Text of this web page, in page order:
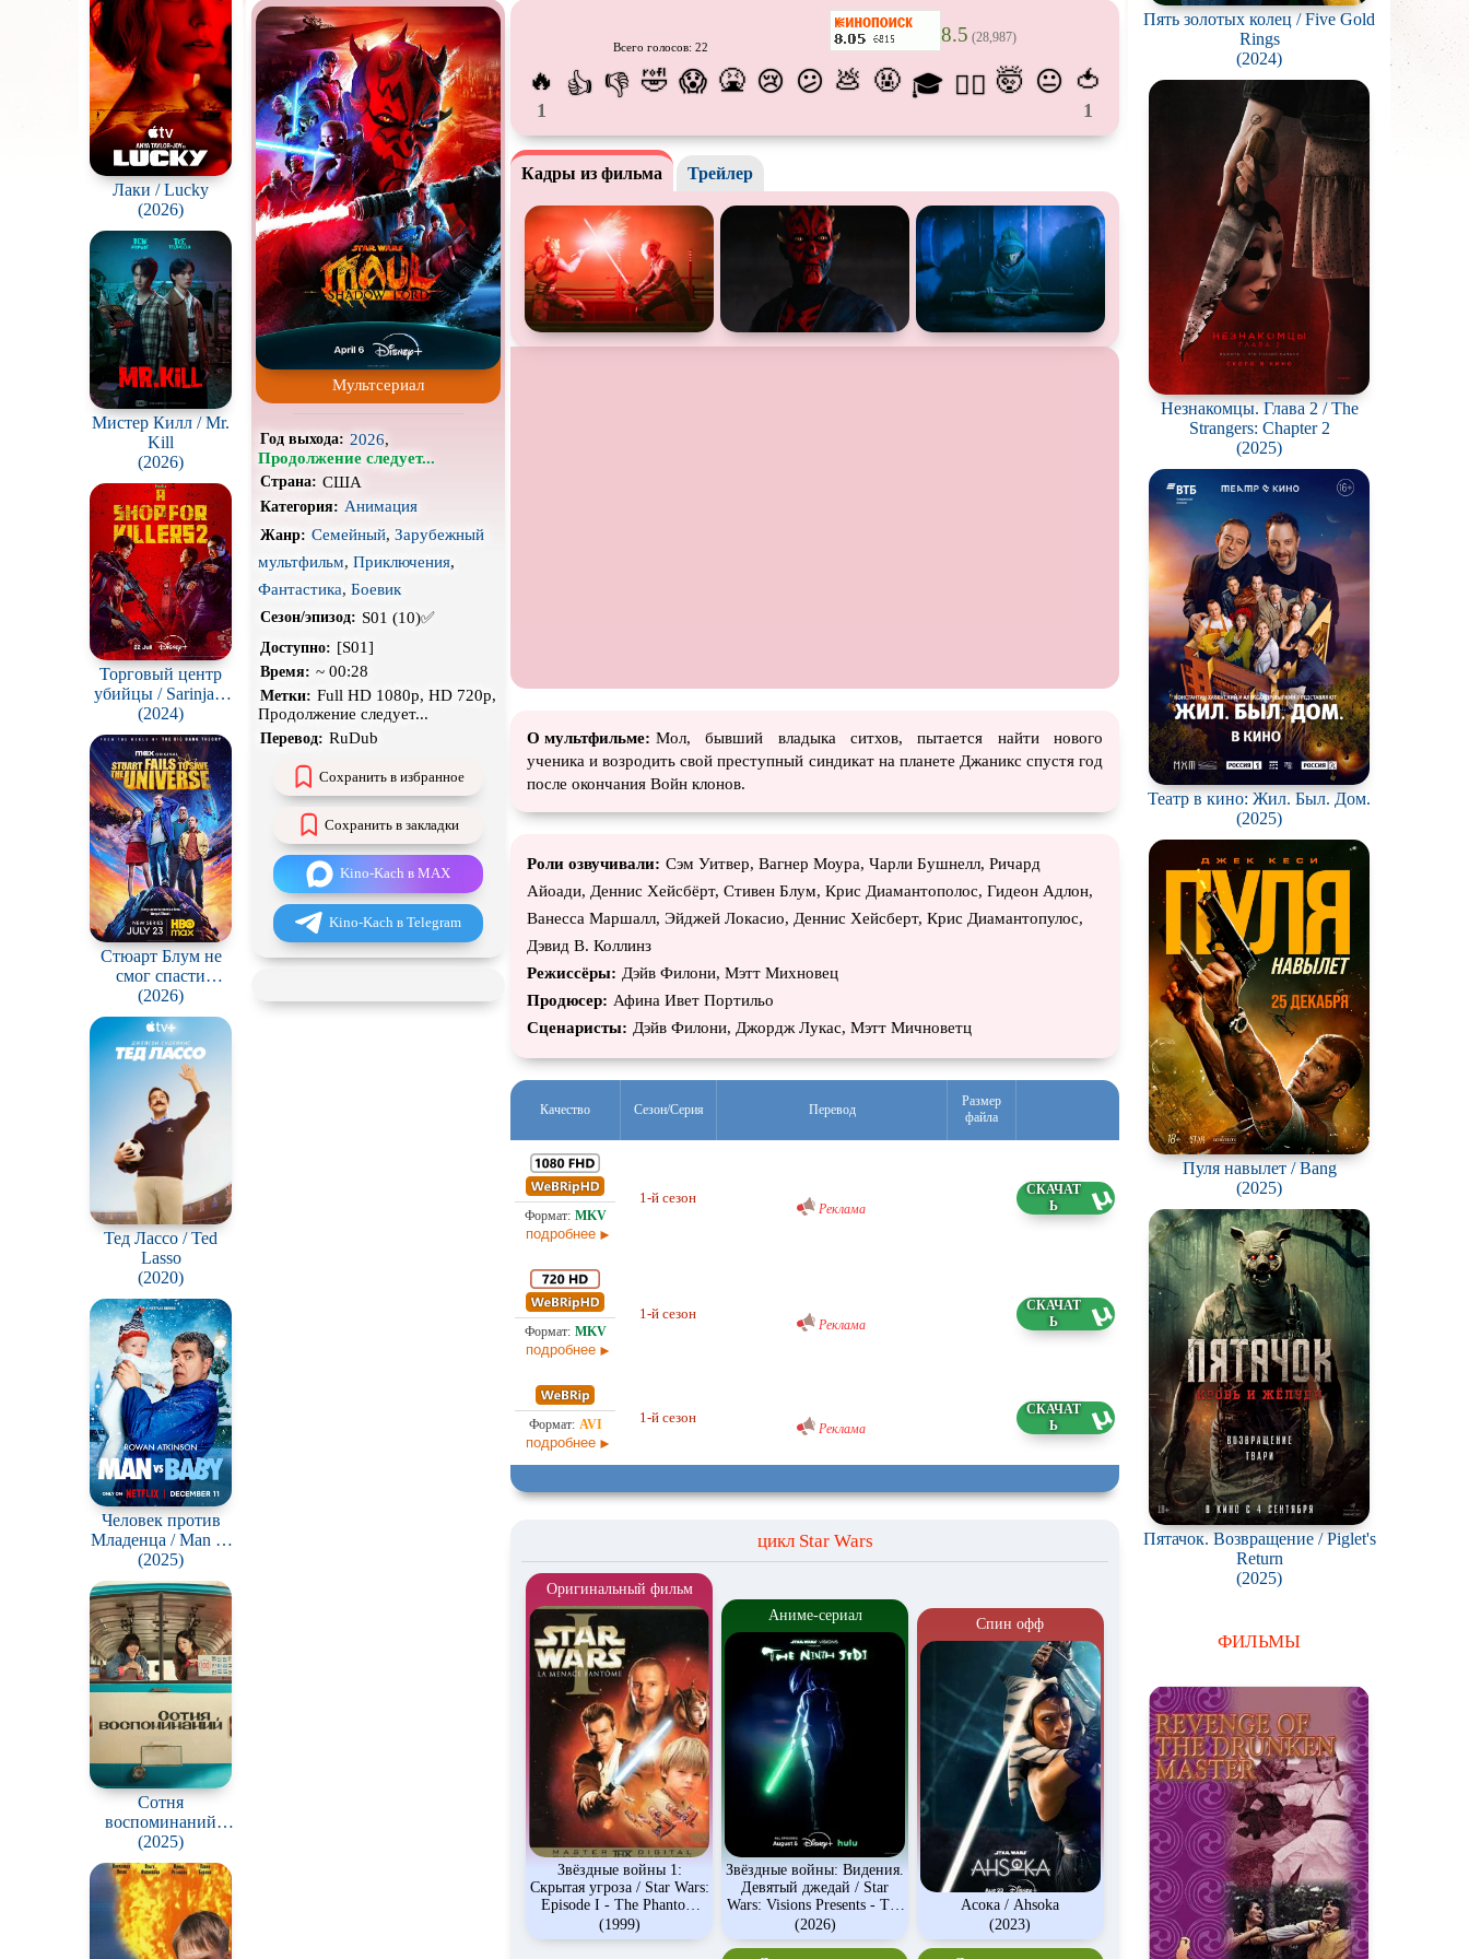
Лаки / Lucky
(2026)
Мистер Килл / Mr.
Kill
(2026)
Торговый центр
убийцы / Sarinjaui
syopingmol
(2024)
Стюарт Блум не
смог спасти
вселенную / Stuart
Fails to Save the
Universe
(2026)
Тед Лассо / Ted
Lasso
(2020)
Человек против
Младенца / Man vs
Baby
(2025)
Сотня
воспоминаний
(Воспоминания
номера 100) / A
Hundred Memories
(2025)
Постапокалипсис Призраки
Про богов Про богатых
Про викингов Про выживание Про гангстеров Про гонки
Про деревню Про динозавров Про драконов Про животных
Про зомби Про инопланетян
Про корабли и подводные
Про любовь Про маньяков исерийных
убийц
Про мафию Про оборотней
Про пиратов Про подростков Про путешествияво
времени
Про роботов
Про рыцарей Про самолёты Про собак Про снайперов
Про супергероев Про танки Про танцы Про тюрьму
Про футбол Про хакеров
Про Юристов и
Сверхспособности
Сцены с обнажённой
натурой
В ожидании
Мультсериал
Год выхода: 2026,
Продолжение следует...
Страна: США
Категория: Анимация
Жанр: Семейный, Зарубежный
мультфильм, Приключения,
Фантастика, Боевик
Сезон/эпизод: S01 (10)✅
Доступно: [S01]
Время: ~ 00:28
Метки: Full HD 1080p, HD 720p,
Продолжение следует...
Перевод: RuDub
Сохранить в избранное
Сохранить в закладки
Kino-Kach в MAX
Kino-Kach в Telegram
Всего голосов: 22
8.5 (28,987)
🔥
1
👍 👎 🤣 😱 🤮 😢 😕 💩 🤬 🎓 😵‍💫 🤯 😐 🍅
1
Кадры из фильма Трейлер
О мультфильме: Мол, бывший владыка ситхов, пытается найти нового
ученика и возродить свой преступный синдикат на планете Джаникс спустя год
после окончания Войн клонов.
Роли озвучивали: Сэм Уитвер, Вагнер Моура, Чарли Бушнелл, Ричард
Айоади, Деннис Хейсбёрт, Стивен Блум, Крис Диамантополос, Гидеон Адлон,
Ванесса Маршалл, Эйджей Локасио, Деннис Хейсберт, Крис Диамантопулос,
Дэвид В. Коллинз
Режиссёры: Дэйв Филони, Мэтт Михновец
Продюсер: Афина Ивет Портильо
Сценаристы: Дэйв Филони, Джордж Лукас, Мэтт Мичноветц
Качество Сезон/Серия Перевод
Размер
файла
подробнее
1-й сезон
Реклама
подробнее
1-й сезон
Реклама
подробнее
1-й сезон
Реклама
цикл Star Wars
Оригинальный фильм
Звёздные войны 1:
Скрытая угроза / Star Wars:
Episode I - The Phantom
Menace
(1999)
Аниме-сериал
Звёздные войны: Видения.
Девятый джедай / Star
Wars: Visions Presents - The
Ninth Jedi
(2026)
Спин офф
Асока / Ahsoka
(2023)
Пять золотых колец / Five Gold
Rings
(2024)
Незнакомцы. Глава 2 / The
Strangers: Chapter 2
(2025)
Театр в кино: Жил. Был. Дом.
(2025)
Пуля навылет / Bang
(2025)
Пятачок. Возвращение / Piglet's
Return
(2025)
ФИЛЬМЫ